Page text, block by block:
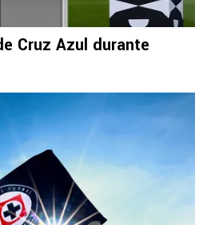
Cruz Azul durante